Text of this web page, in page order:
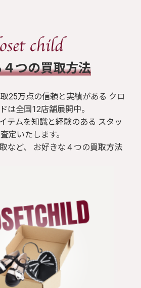
つの買取方法
25万点の信頼と実績がある クロ
は全国12店舗展開中。
テムを知識と経験のある スタッ
定いたします。
など、 お好きな４つの買取方法